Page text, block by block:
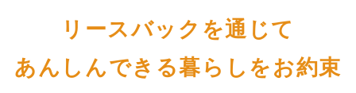
リースバックを通じて
あんしんできる暮らしをお約束